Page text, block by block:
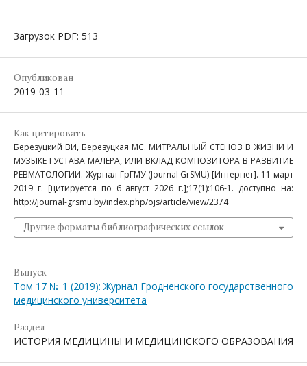
Загрузок PDF: 513
Опубликован
2019-03-11
Как цитировать
Березуцкий ВИ, Березуцкая МС. МИТРАЛЬНЫЙ СТЕНОЗ В ЖИЗНИ И
МУЗЫКЕ ГУСТАВА МАЛЕРА, ИЛИ ВКЛАД КОМПОЗИТОРА В РАЗВИТИЕ
РЕВМАТОЛОГИИ. Журнал ГрГМУ (Journal GrSMU) [Интернет]. 11 март
2019 г. [цитируется по 6 август 2026 г.];17(1):106-1. доступно на:
http://journal-grsmu.by/index.php/ojs/article/view/2374
Другие форматы библиографических ссылок
Выпуск
Том 17 № 1 (2019): Журнал Гродненского государственного
медицинского университета
Раздел
ИСТОРИЯ МЕДИЦИНЫ И МЕДИЦИНСКОГО ОБРАЗОВАНИЯ